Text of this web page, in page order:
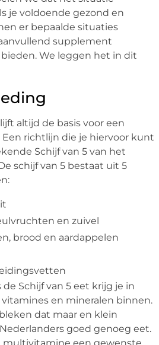
je voldoende gezond en
er bepaalde situaties
supplement
We leggen het in dit
altijd de basis voor een
richtlijn die je hiervoor kunt
Schijf van 5 van het
schijf van 5 bestaat uit 5
en zuivel
brood en aardappelen
Schijf van 5 eet krijg je in
en mineralen binnen.
dat maar en klein
goed genoeg eet.